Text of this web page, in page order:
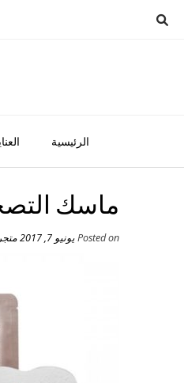
الرئيسية
ماسك
Posted onيونيو 7, 2017